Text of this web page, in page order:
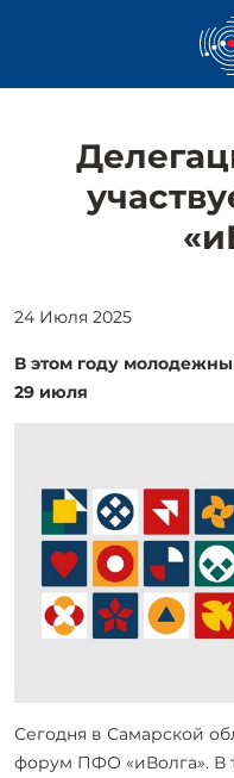
24 Июля 2025
В этом году
29 июля
Сегодня в Самарской
форум ПФО «иВолга». В